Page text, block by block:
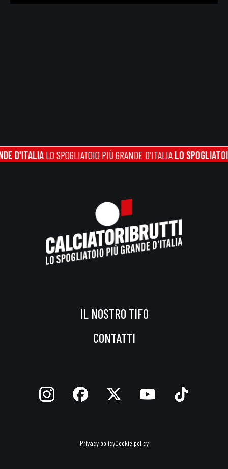
LO SPOGLIATOIO PIÙ GRANDE D'ITALIALO SPOGLIATOIO
IL NOSTRO TIFO
CONTATTI
Privacy policyCookie policy